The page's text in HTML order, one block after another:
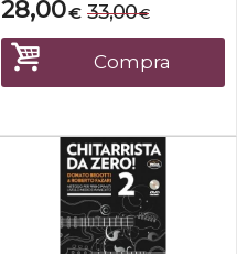
€
28,00 €
33,00
Compra